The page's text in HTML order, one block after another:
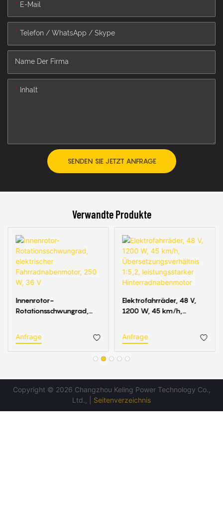
E-Mail
Telefon / WhatsApp / Skype
Name Der Firma
Inhalt
SENDEN SIE JETZT ANFRAGE
Verwandte Produkte
Innenrotor-
Rotationsschwungrad,
W, 36 V
Anfrage
Elektrofahrräder, 48 V,
1200 W, 45 km/h,
Hinterradnabenmotor
Anfrage
Copyright © 2026 Changzhou Keling Power Technology Co.,
Ltd., | Seitenverzeichnis